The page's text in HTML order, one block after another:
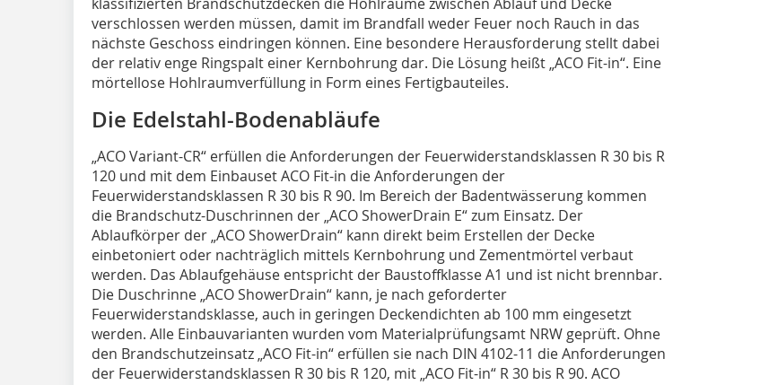
verschlossen werden müssen, damit im Brandfall weder Feuer noch Rauch in das
nächste Geschoss eindringen können. Eine besondere Herausforderung stellt dabei
der relativ enge Ringspalt einer Kernbohrung dar. Die Lösung heißt „ACO Fit-in“. Eine
mörtellose Hohlraumverfüllung in Form eines Fertigbauteiles.
Die Edelstahl-Bodenabläufe
„ACO Variant-CR“ erfüllen die Anforderungen der Feuerwiderstandsklassen R 30 bis R
120 und mit dem Einbauset ACO Fit-in die Anforderungen der
Feuerwiderstandsklassen R 30 bis R 90. Im Bereich der Badentwässerung kommen
die Brandschutz-Duschrinnen der „ACO ShowerDrain E“ zum Einsatz. Der
Ablaufkörper der „ACO ShowerDrain“ kann direkt beim Erstellen der Decke
einbetoniert oder nachträglich mittels Kernbohrung und Zementmörtel verbaut
werden. Das Ablaufgehäuse entspricht der Baustoffklasse A1 und ist nicht brennbar.
Die Duschrinne „ACO ShowerDrain“ kann, je nach geforderter
Feuerwiderstandsklasse, auch in geringen Deckendichten ab 100 mm eingesetzt
werden. Alle Einbauvarianten wurden vom Materialprüfungsamt NRW geprüft. Ohne
den Brandschutzeinsatz „ACO Fit-in“ erfüllen sie nach DIN 4102-11 die Anforderungen
der Feuerwiderstandsklassen R 30 bis R 120, mit „ACO Fit-in“ R 30 bis R 90. ACO